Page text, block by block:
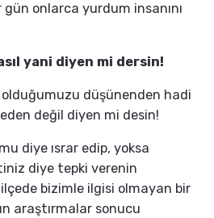
gün onlarca yurdum insanını
yani diyen mi dersin!
olduğumuzu düşünenden hadi
değil diyen mi desin!
diye ısrar edip, yoksa
diye tepki verenin
ilçede bizimle ilgisi olmayan bir
araştırmalar sonucu